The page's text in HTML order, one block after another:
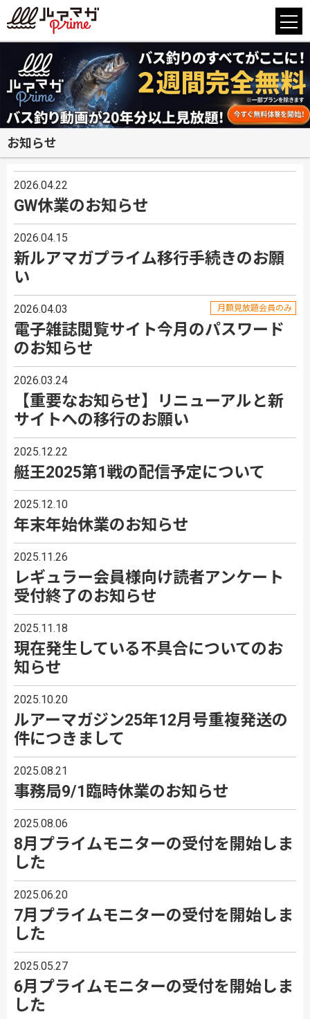
お知らせ
2026.04.22
GW休業のお知らせ
2026.04.15
新ルアマガプライム移行手続きのお願
い
2026.04.03 月額見放題会員のみ
電子雑誌閲覧サイト今月のパスワード
のお知らせ
2026.03.24
【重要なお知らせ】リニューアルと新
サイトへの移行のお願い
2025.12.22
艇王2025第1戦の配信予定について
2025.12.10
年末年始休業のお知らせ
2025.11.26
レギュラー会員様向け読者アンケート
受付終了のお知らせ
2025.11.18
現在発生している不具合についてのお
知らせ
2025.10.20
ルアーマガジン25年12月号重複発送の
件につきまして
2025.08.21
事務局9/1臨時休業のお知らせ
2025.08.06
8月プライムモニターの受付を開始しま
した
2025.06.20
7月プライムモニターの受付を開始しま
した
2025.05.27
6月プライムモニターの受付を開始しま
した